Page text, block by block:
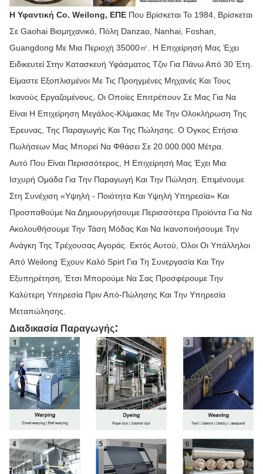
Η Υφαντική Co. Weilong, ΕΠΕ Που Βρίσκεται Το 1984, Βρίσκεται
Σε Gaohai Βιομηχανικό, Πόλη Danzao, Nanhai, Foshan,
Guangdong Με Μια Περιοχή 35000㎡. Η Επιχείρησή Μας Έχει
Ειδικευτεί Στην Κατασκευή Υφάσματος Τζιν Για Πάνω Από 30 Έτη.
Είμαστε Εξοπλισμένοι Με Τις Προηγμένες Μηχανές Και Τους
Ικανούς Εργαζομένους, Οι Οποίες Επιτρέπουν Σε Μας Για Να
Είναι Η Επιχείρηση Μεγάλος-Κλίμακας Με Την Ολοκλήρωση Της
Έρευνας, Της Παραγωγής Και Της Πώλησης. Ο Όγκος Ετήσια
Πωλήσεων Μας Μπορεί Να Φθάσει Σε 20.000.000 Μέτρα.
Αυτό Που Είναι Περισσότερος, Η Επιχείρησή Μας Έχει Μια
Ισχυρή Ομάδα Για Την Παραγωγή Και Την Πώληση. Επιμένουμε
Στη Συνέχιση «υψηλή - Ποιότητα Και Υψηλή Υπηρεσία» Και
Προσπαθούμε Να Δημιουργήσουμε Περισσότερα Προϊόντα Για Να
Ακολουθήσουμε Την Τάση Μόδας Και Να Ικανοποιήσουμε Την
Ανάγκη Της Τρέχουσας Αγοράς. Εκτός Αυτού, Όλοι Οι Υπάλληλοι
Από Weilong Έχουν Καλό Spirt Για Τη Συνεργασία Και Την
Εξυπηρέτηση, Έτσι Μπορούμε Να Σας Προσφέρουμε Την
Καλύτερη Υπηρεσία Πριν Από-Πώλησης Και Την Υπηρεσία
Μεταπώλησης.
Διαδικασία Παραγωγής: